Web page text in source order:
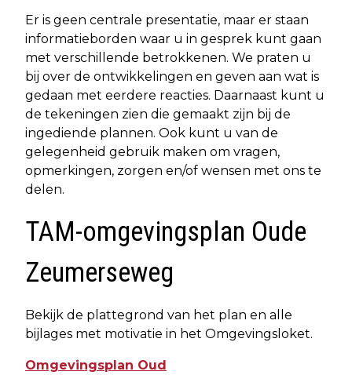
Er is geen centrale presentatie, maar er staan
informatieborden waar u in gesprek kunt gaan
met verschillende betrokkenen. We praten u
bij over de ontwikkelingen en geven aan wat is
gedaan met eerdere reacties. Daarnaast kunt u
de tekeningen zien die gemaakt zijn bij de
ingediende plannen. Ook kunt u van de
gelegenheid gebruik maken om vragen,
opmerkingen, zorgen en/of wensen met ons te
delen.
TAM-omgevingsplan Oude
Zeumerseweg
Bekijk de plattegrond van het plan en alle
bijlages met motivatie in het Omgevingsloket.
Omgevingsplan Oud